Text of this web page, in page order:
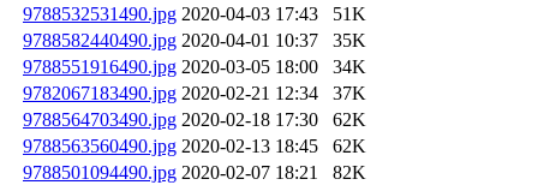
9788532531490.jpg 2020-04-03 17:43
51K
9788582440490.jpg 2020-04-01 10:37
35K
9788551916490.jpg 2020-03-05 18:00
34K
9782067183490.jpg 2020-02-21 12:34
37K
9788564703490.jpg 2020-02-18 17:30
62K
9788563560490.jpg 2020-02-13 18:45
62K
9788501094490.jpg 2020-02-07 18:21
82K